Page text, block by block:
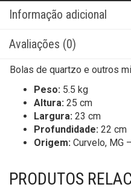
Informação adicional
Avaliações (0)
Bolas de quartzo e outros
Peso: 5.5 kg
Altura: 25 cm
Largura: 23 cm
Profundidade: 22 cm
Origem: Curvelo, MG
PRODUTOS